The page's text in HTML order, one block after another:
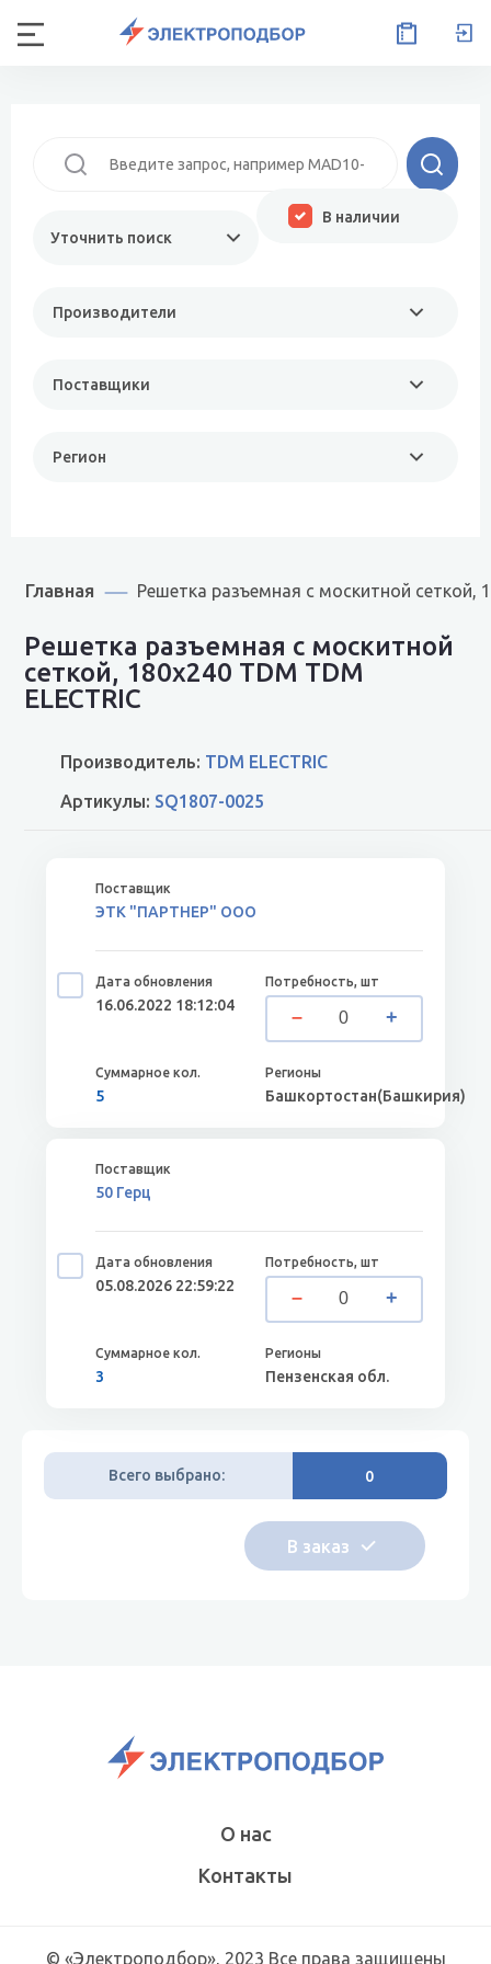
Уточнить поиск
Производители
Поставщики
Регион
В наличии
Главная Решетка разъемная с москитной сеткой,
Решетка разъемная с москитной
сеткой, 180х240 TDM TDM
ELECTRIC
Производитель: TDM ELECTRIC
Артикулы: SQ1807-0025
ЭТК "ПАРТНЕР" ООО
16.06.2022 18:12:04
5 Башкортостан(Башкирия)
50 Герц
05.08.2026 22:59:22
3 Пензенская обл.
Всего выбрано: 0
О нас
Контакты
© «Электроподбор», 2023 Все права защищены